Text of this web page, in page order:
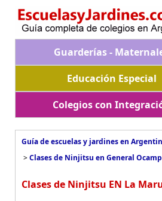
Guarderías -
Educación Especial
Colegios con
Guía de escuelas y jardines en
>Clases de Ninjitsu en General
Clases de Ninjitsu EN La